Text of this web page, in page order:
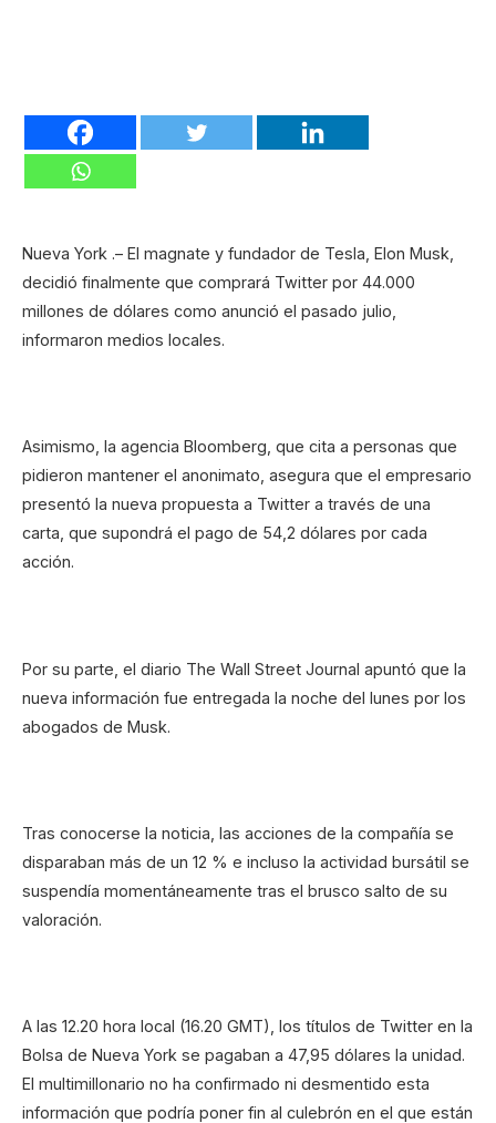
Nueva York .– El magnate y fundador de Tesla, Elon Musk,
decidió finalmente que comprará Twitter por 44.000
millones de dólares como anunció el pasado julio,
informaron medios locales.
Asimismo, la agencia Bloomberg, que cita a personas que
pidieron mantener el anonimato, asegura que el empresario
presentó la nueva propuesta a Twitter a través de una
carta, que supondrá el pago de 54,2 dólares por cada
acción.
Por su parte, el diario The Wall Street Journal apuntó que la
nueva información fue entregada la noche del lunes por los
abogados de Musk.
Tras conocerse la noticia, las acciones de la compañía se
disparaban más de un 12 % e incluso la actividad bursátil se
suspendía momentáneamente tras el brusco salto de su
valoración.
A las 12.20 hora local (16.20 GMT), los títulos de Twitter en la
Bolsa de Nueva York se pagaban a 47,95 dólares la unidad.
El multimillonario no ha confirmado ni desmentido esta
información que podría poner fin al culebrón en el que están